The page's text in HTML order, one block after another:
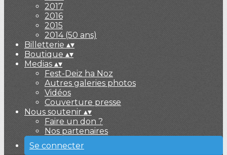
2017
2016
2015
2014 (50 ans)
Billetterie ▴▾
Boutique ▴▾
Medias ▴▾
Fest-Deiz ha Noz
Autres galeries photos
Vidéos
Couverture presse
Nous soutenir ▴▾
Faire un don ?
Nos partenaires
Se connecter